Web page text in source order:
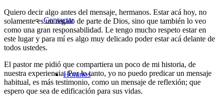
Contactar
Horarios
Quiero decir algo antes del mensaje, hermanos. Estar acá hoy, no
solamente es un regalo de parte de Dios, sino que también lo veo
como una gran responsabilidad. Le tengo mucho respeto estar en
este lugar y para mí es algo muy delicado poder estar acá delante de
todos ustedes.
El pastor me pidió que compartiera un poco de mi historia, de
nuestra experiencia. Por lo tanto, yo no puedo predicar un mensaje
habitual, es más testimonio, como un mensaje de reflexión; que
espero que sea de edificación para sus vidas.